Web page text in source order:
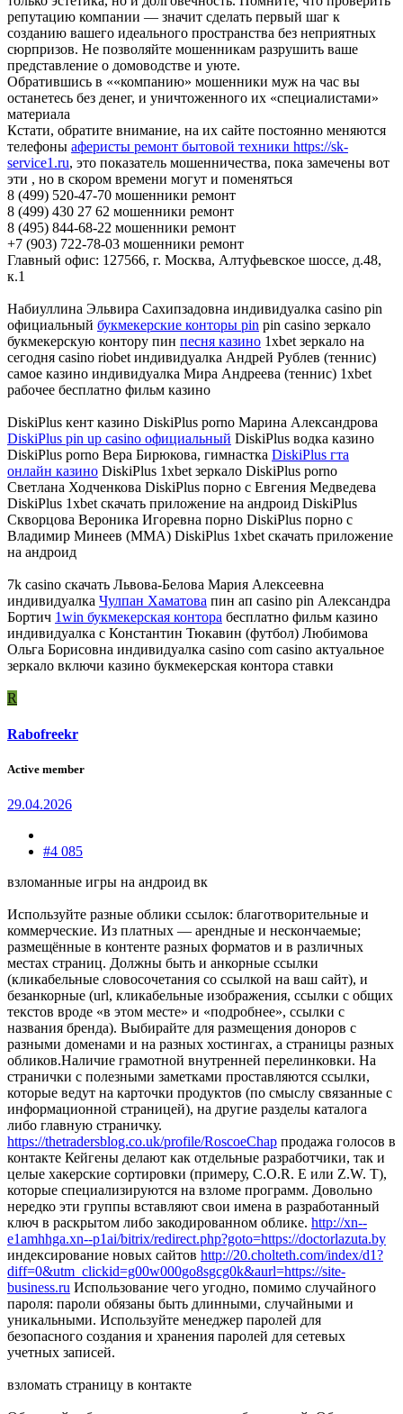
репутацию компании — значит сделать первый шаг к
созданию вашего идеального пространства без неприятных
сюрпризов. Не позволяйте мошенникам разрушить ваше
представление о домоводстве и уюте.
Обратившись в ««компанию» мошенники муж на час вы
останетесь без денег, и уничтоженного их «специалистами»
материала
Кстати, обратите внимание, на их сайте постоянно меняются
телефоны аферисты ремонт бытовой техники https://sk-
service1.ru, это показатель мошенничества, пока замечены вот
эти , но в скором времени могут и поменяться
8 (499) 520-47-70 мошенники ремонт
8 (499) 430 27 62 мошенники ремонт
8 (495) 844-68-22 мошенники ремонт
+7 (903) 722-78-03 мошенники ремонт
Главный офис: 127566, г. Москва, Алтуфьевское шоссе, д.48,
к.1
Набиуллина Эльвира Сахипзадовна индивидуалка casino pin
официальный букмекерские конторы pin pin casino зеркало
букмекерскую контору пин песня казино 1xbet зеркало на
сегодня casino riobet индивидуалка Андрей Рублев (теннис)
самое казино индивидуалка Мира Андреева (теннис) 1xbet
рабочее бесплатно фильм казино
DiskiPlus кент казино DiskiPlus porno Марина Александрова
DiskiPlus pin up casino официальный DiskiPlus водка казино
DiskiPlus porno Вера Бирюкова, гимнастка DiskiPlus гта
онлайн казино DiskiPlus 1xbet зеркало DiskiPlus porno
Светлана Ходченкова DiskiPlus порно с Евгения Медведева
DiskiPlus 1xbet скачать приложение на андроид DiskiPlus
Скворцова Вероника Игоревна порно DiskiPlus порно с
Владимир Минеев (ММА) DiskiPlus 1xbet скачать приложение
на андроид
7k casino скачать Львова-Белова Мария Алексеевна
индивидуалка Чулпан Хаматова пин ап casino pin Александра
Бортич 1win букмекерская контора бесплатно фильм казино
индивидуалка с Константин Тюкавин (футбол) Любимова
Ольга Борисовна индивидуалка casino com casino актуальное
зеркало включи казино букмекерская контора ставки
R
Rabofreekr
Active member
29.04.2026
#4 085
взломанные игры на андроид вк
Используйте разные облики ссылок: благотворительные и
коммерческие. Из платных — арендные и нескончаемые;
размещённые в контенте разных форматов и в различных
местах страниц. Должны быть и анкорные ссылки
(кликабельные словосочетания со ссылкой на ваш сайт), и
безанкорные (url, кликабельные изображения, ссылки с общих
текстов вроде «в этом месте» и «подробнее», ссылки с
названия бренда). Выбирайте для размещения доноров с
разными доменами и на разных хостингах, а страницы разных
обликов.Наличие грамотной внутренней перелинковки. На
странички с полезными заметками проставляются ссылки,
которые ведут на карточки продуктов (по смыслу связанные с
информационной страницей), на другие разделы каталога
либо главную страничку.
https://thetradersblog.co.uk/profile/RoscoeChap продажа голосов в
контакте Кейгены делают как отдельные разработчики, так и
целые хакерские сортировки (примеру, C.O.R. E или Z.W. T),
которые специализируются на взломе программ. Довольно
нередко эти группы вставляют свои имена в разработанный
ключ в раскрытом либо закодированном облике. http://xn--
e1amhhga.xn--p1ai/bitrix/redirect.php?goto=https://doctorlazuta.by
индексирование новых сайтов http://20.cholteth.com/index/d1?
diff=0&utm_clickid=g00w000go8sgcg0k&aurl=https://site-
business.ru Использование чего угодно, помимо случайного
пароля: пароли обязаны быть длинными, случайными и
уникальными. Используйте менеджер паролей для
безопасного создания и хранения паролей для сетевых
учетных записей.
взломать страницу в контакте